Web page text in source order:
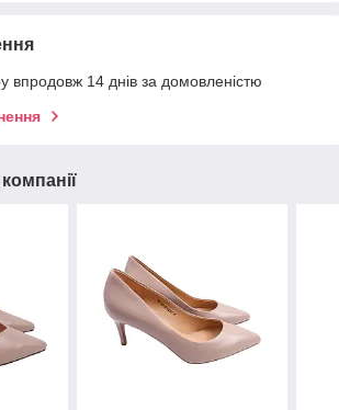
впродовж 14 днів за домовленістю